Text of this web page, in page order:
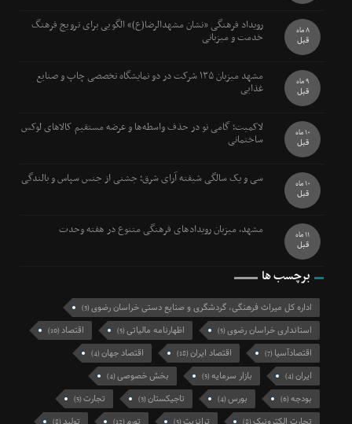
رویداد فرهنگی «نشان مشهدالرضا(ع)» الگویی برای ترویج فرهنگ
خدمت و میزبانی 8 ماه
قبل
مشهد میزبان ۱۳۵ شرکت در دو نمایشگاه تخصصی چاپ و صنایع
غذایی 9 ماه
قبل
لاکمیت؛ گامی نو در حذف واسطه‌ها و عرضه مستقیم کالاهای لوکس
ساختمانی 10 ماه
قبل
سی و یک سالگی شیفته آرای شرق؛ جشنی از جنس سپاس و بالندگی 10 ماه
قبل
مشهد، میزبان رویدادهای فرهنگی متنوع در هفته وحدت 11 ماه
قبل
برچسب ها
اداره کل میراث فرهنگی، گردشگری و صنایع دستی خراسان رضوی(3)
استانداری خراسان رضوی(5) اظهارنامه مالیاتی(5) اقتصاد(10)
اقتصادآسیا (7) اقتصاد ایران(18) اقتصاد جهان(4)
ایران(4) بازار سرمایه(5) بخش خصوصی(4)
بودجه(6) بورس(4) تاجیکستان(3) تجارت(5)